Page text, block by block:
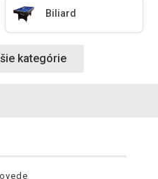
Biliard
kategórie